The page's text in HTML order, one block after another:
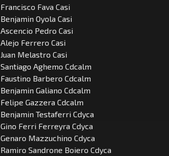
Francisco Fava Casi
Benjamin Oyola Casi
Ascencio Pedro Casi
Alejo Ferrero Casi
Juan Melastro Casi
Santiago Aghemo Cdcalm
Faustino Barbero Cdcalm
Benjamin Galiano Cdcalm
Felipe Gazzera Cdcalm
Benjamin Testaferri Cdyca
Gino Ferri Ferreyra Cdyca
Genaro Mazzuchino Cdyca
Ramiro Sandrone Boiero Cdyca